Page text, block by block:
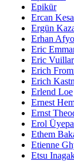
Epikür
Ercan
Ergün
Erhan
Eric
Eric
Erich
Erich
Erlend Loe
Ernest
Ernst
Erol
Ethem
Etienne
Etsu